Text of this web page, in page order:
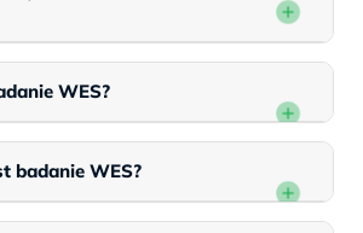
WES?
badanie WES?